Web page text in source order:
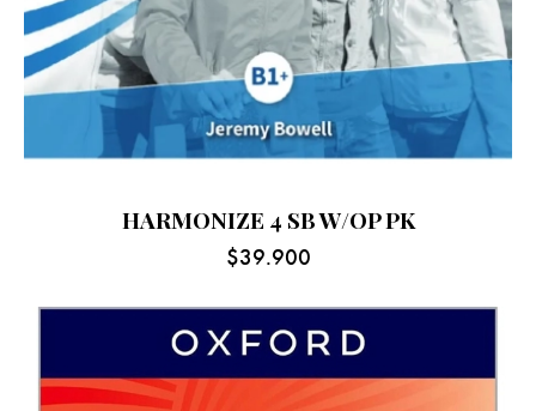
HARMONIZE 4 SB W/OP PK
$39.900